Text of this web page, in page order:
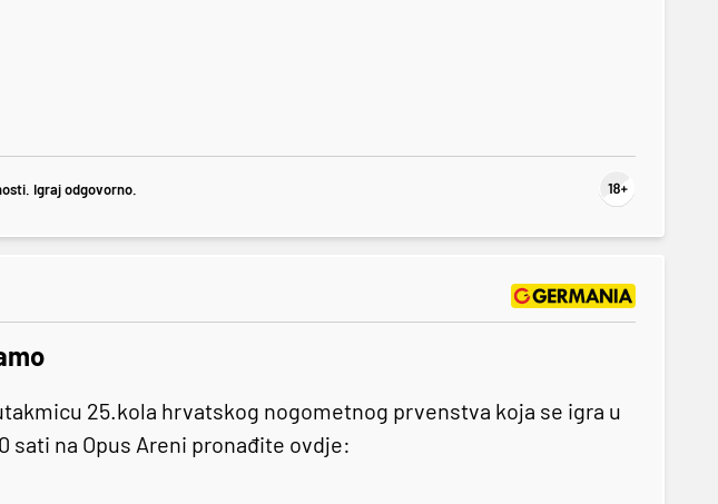
Igraj odgovorno.
25.kola hrvatskog nogometnog prvenstva koja se igra u
sati na Opus Areni pronađite ovdje: